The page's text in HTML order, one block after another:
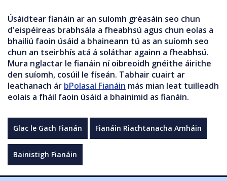
Úsáidtear fianáin ar an suíomh gréasáin seo chun
d'eispéireas brabhsála a fheabhsú agus chun eolas a
bhailiú faoin úsáid a bhaineann tú as an suíomh seo
chun an tseirbhís atá á soláthar againn a fheabhsú.
Mura nglactar le fianáin ní oibreoidh gnéithe áirithe
den suíomh, cosúil le físeán. Tabhair cuairt ar
leathanach ár bPolasaí Fianáin más mian leat tuilleadh
eolais a fháil faoin úsáid a bhainimid as fianáin.
Glac le Gach Fianán Fianáin Riachtanacha Amháin
Bainistigh Fianáin